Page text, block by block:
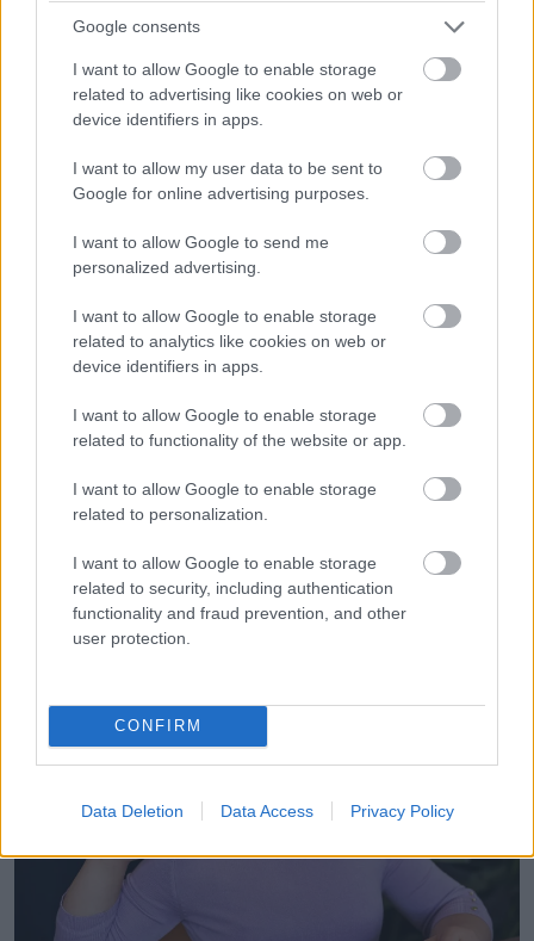
Google consents
I want to allow Google to enable storage
related to advertising like cookies on web or
device identifiers in apps.
I want to allow my user data to be sent to
Google for online advertising purposes.
I want to allow Google to send me
personalized advertising.
I want to allow Google to enable storage
related to analytics like cookies on web or
device identifiers in apps.
I want to allow Google to enable storage
related to functionality of the website or app.
I want to allow Google to enable storage
related to personalization.
I want to allow Google to enable storage
related to security, including authentication
functionality and fraud prevention, and other
user protection.
CONFIRM
Data Deletion Data Access Privacy Policy
Lassan indultak el a verandám felé. Az egyik megemelte a
Kevinre csuktam.
Előrelépett az egyik, magas, őszülő hajú, nyugodt, mégis
kemény tekintetű férfi. A hangja higgadt volt, de volt benne
valami hivatalos keménység is.
„Ön Clara törvényes gyámja?” kérdezte.
A csípőmön megigazítottam Clarát, és bólintottam.